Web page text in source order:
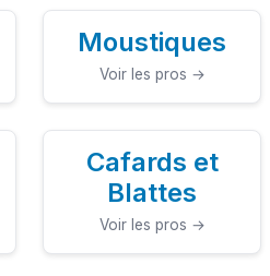
Moustiques
Voir les pros →
Cafards et
Blattes
Voir les pros →